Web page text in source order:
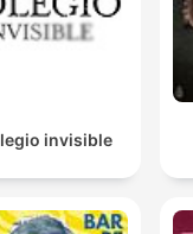
invisible